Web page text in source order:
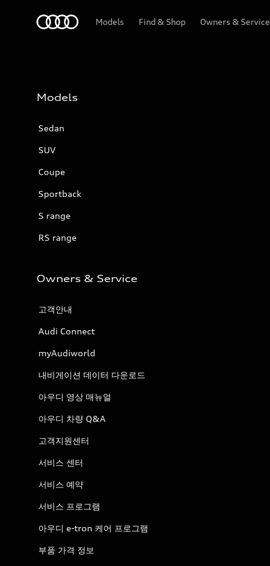
Models Find & Shop Owners & Service
Models
Sedan
SUV
Coupe
Sportback
S range
RS range
Owners & Service
고객안내
Audi Connect
myAudiworld
내비게이션 데이터 다운로드
아우디 영상 매뉴얼
아우디 차량 Q&A
고객지원센터
서비스 센터
서비스 예약
서비스 프로그램
아우디 e-tron 케어 프로그램
부품 가격 정보